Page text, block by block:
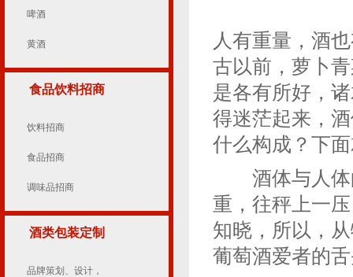
啤酒
黄酒
食品饮料招商
饮料招商
食品招商
调味品招商
酒类包装定制
品牌策划、设计，
人有重量，酒
古以前，萝卜
是各有所好，
得迷茫起来，
什么构成？下
酒体与人体
重，往秤上一
知晓，所以，
葡萄酒爱者的